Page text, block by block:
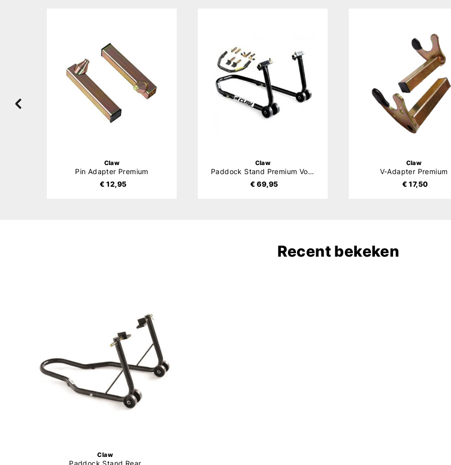
Claw
Pin Adapter Premium
€ 12,95
Claw
Paddock Stand Premium Voor-Achter
€ 69,95
Claw
V-Adapter Premium
€ 17,50
Recent bekeken
Claw